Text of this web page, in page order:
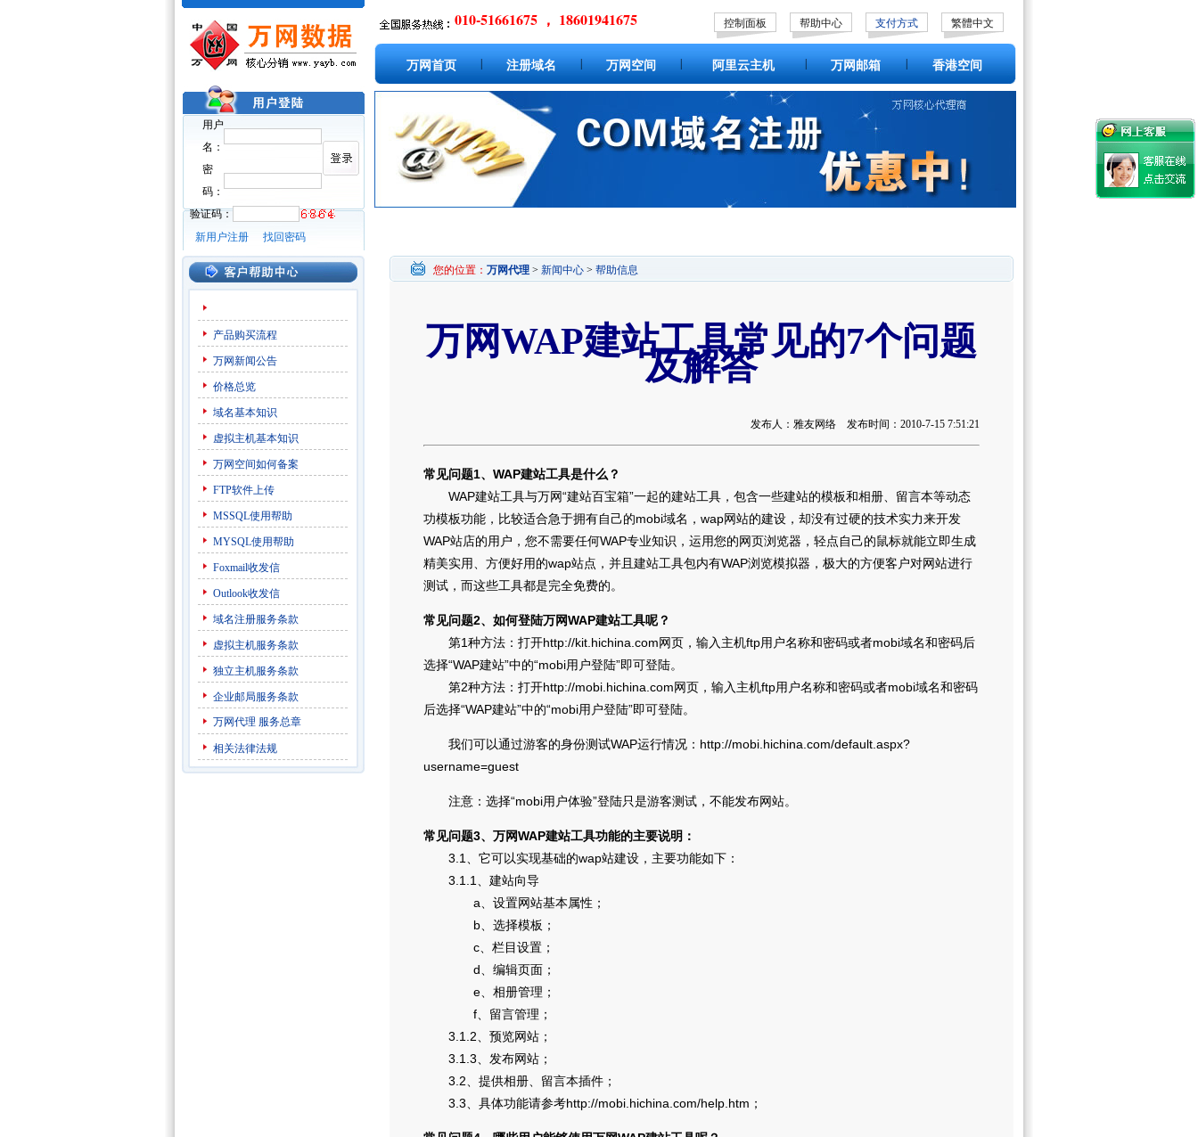
用户
名：
密
码：
验证码：
新用户注册
找回密码
010-51661675 ， 18601941675 控制面板 帮助中心 支付方式 繁體中文
万网首页 注册域名 万网空间 阿里云主机 万网邮箱 香港空间
产品购买流程
万网新闻公告
价格总览
域名基本知识
虚拟主机基本知识
万网空间如何备案
FTP软件上传
MSSQL使用帮助
MYSQL使用帮助
Foxmail收发信
Outlook收发信
域名注册服务条款
虚拟主机服务条款
独立主机服务条款
企业邮局服务条款
万网代理 服务总章
相关法律法规
您的位置： 万网代理 > 新闻中心 > 帮助信息
万网WAP建站工具常见的7个问题
及解答
发布人：雅友网络 发布时间：2010-7-15 7:51:21
常见问题1、WAP建站工具是什么？
WAP建站工具与万网“建站百宝箱”一起的建站工具，包含一些建站的模板和相册、留言本等动态
功模板功能，比较适合急于拥有自己的mobi域名，wap网站的建设，却没有过硬的技术实力来开发
WAP站店的用户，您不需要任何WAP专业知识，运用您的网页浏览器，轻点自己的鼠标就能立即生成
精美实用、方便好用的wap站点，并且建站工具包内有WAP浏览模拟器，极大的方便客户对网站进行
测试，而这些工具都是完全免费的。
常见问题2、如何登陆万网WAP建站工具呢？
第1种方法：打开http://kit.hichina.com网页，输入主机ftp用户名称和密码或者mobi域名和密码后
选择“WAP建站”中的“mobi用户登陆”即可登陆。
第2种方法：打开http://mobi.hichina.com网页，输入主机ftp用户名称和密码或者mobi域名和密码
后选择“WAP建站”中的“mobi用户登陆”即可登陆。
我们可以通过游客的身份测试WAP运行情况：http://mobi.hichina.com/default.aspx?
username=guest
注意：选择“mobi用户体验”登陆只是游客测试，不能发布网站。
常见问题3、万网WAP建站工具功能的主要说明：
3.1、它可以实现基础的wap站建设，主要功能如下：
3.1.1、建站向导
a、设置网站基本属性；
b、选择模板；
c、栏目设置；
d、编辑页面；
e、相册管理；
f、留言管理；
3.1.2、预览网站；
3.1.3、发布网站；
3.2、提供相册、留言本插件；
3.3、具体功能请参考http://mobi.hichina.com/help.htm；